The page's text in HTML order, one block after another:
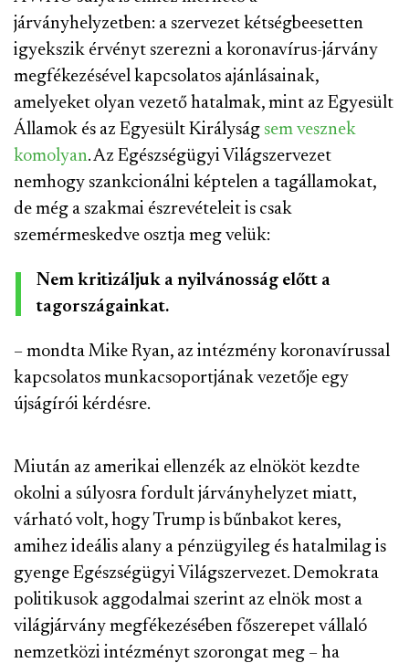
járványhelyzetben: a szervezet kétségbeesetten
igyekszik érvényt szerezni a koronavírus-járvány
megfékezésével kapcsolatos ajánlásainak,
amelyeket olyan vezető hatalmak, mint az Egyesült
Államok és az Egyesült Királyság sem vesznek
komolyan. Az Egészségügyi Világszervezet
nemhogy szankcionálni képtelen a tagállamokat,
de még a szakmai észrevételeit is csak
szemérmeskedve osztja meg velük:
Nem kritizáljuk a nyilvánosság előtt a
tagországainkat.
– mondta Mike Ryan, az intézmény koronavírussal
kapcsolatos munkacsoportjának vezetője egy
újságírói kérdésre.
Miután az amerikai ellenzék az elnököt kezdte
okolni a súlyosra fordult járványhelyzet miatt,
várható volt, hogy Trump is bűnbakot keres,
amihez ideális alany a pénzügyileg és hatalmilag is
gyenge Egészségügyi Világszervezet. Demokrata
politikusok aggodalmai szerint az elnök most a
világjárvány megfékezésében főszerepet vállaló
nemzetközi intézményt szorongat meg – ha